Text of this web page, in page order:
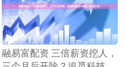
​融易富配资 三倍薪资挖人，